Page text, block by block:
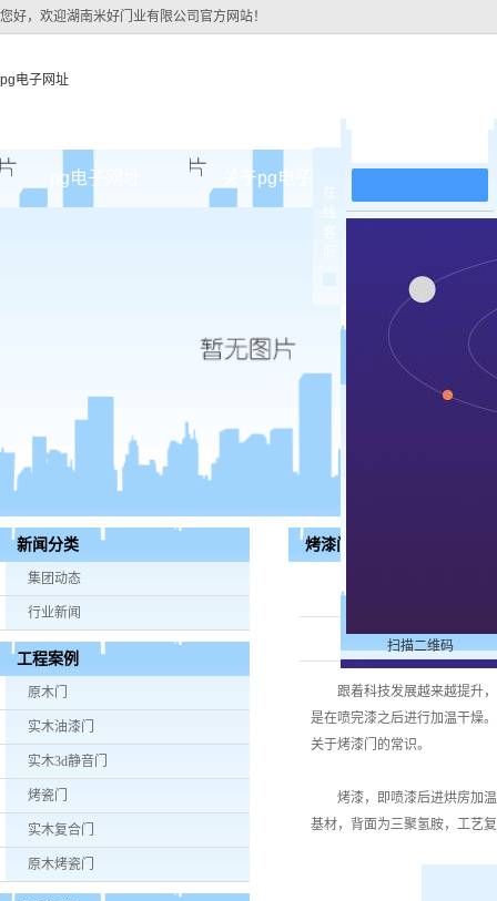
您好，欢迎湖南米好门业有限公司官方网站！
pg电子网址
pg电子网址 关于pg电子网址
公司团队
实木油
实木3d
烤瓷
实木复
新闻分类
集团动态
行业新闻
工程案例
原木门
实木油漆门
实木3d静音门
烤瓷门
实木复合门
原木烤瓷门
烤漆门的特色和保养技巧，
跟着科技发展越来越提升，
是在喷完漆之后进行加温干燥
关于烤漆门的常识。
烤漆，即喷漆后进烘房加温
基材，背面为三聚氢胺，工艺
在
扫描二维码